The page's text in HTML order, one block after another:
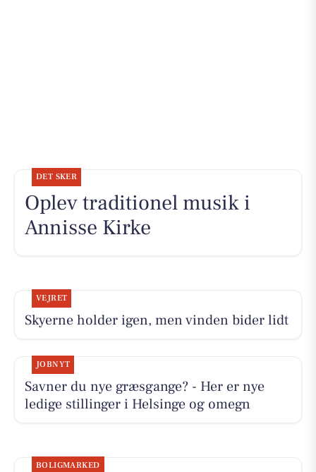
DET SKER
Oplev traditionel musik i
Annisse Kirke
VEJRET
Skyerne holder igen, men vinden bider lidt
JOBNYT
Savner du nye græsgange? - Her er nye
ledige stillinger i Helsinge og omegn
BOLIGMARKED